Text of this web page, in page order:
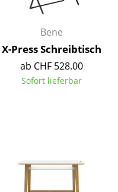
Bene
X-Press Schreibtisch
ab CHF 528.00
Sofort lieferbar